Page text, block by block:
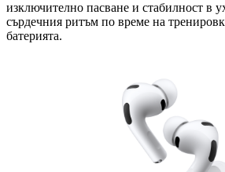
изключително пасване и стабилност в
сърдечния ритъм по време на
батерията.